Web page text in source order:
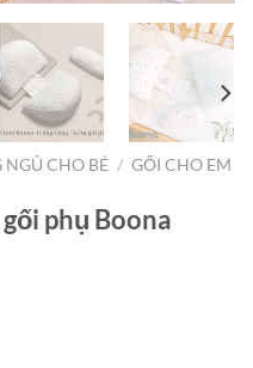
CHO BÉ / GỐI CHO EM
phụ Boona